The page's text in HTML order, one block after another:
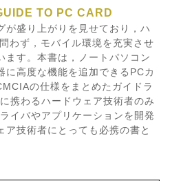
TO PC CARD
が盛り上がりを見せており，ハ
わず，モバイル環境を充実させ
ます。本書は，ノートパソコン
に高度な機能を追加できるPCカ
の仕様をまとめたガイドラ
携わるハードウェア技術者のみ
イバやアプリケーションを開発
ア技術者にとっても必携の書と